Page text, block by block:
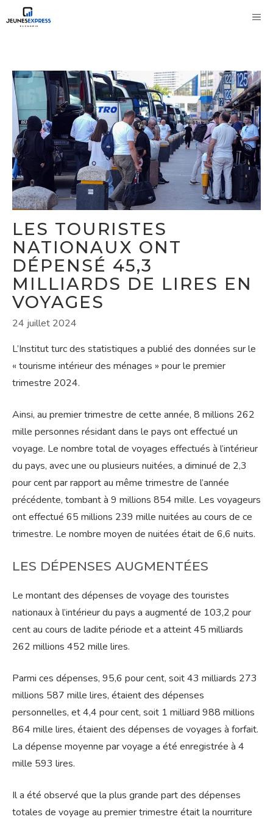
au
LES TOURISTES
NATIONAUX ONT
DÉPENSÉ 45,3
MILLIARDS DE LIRES EN
VOYAGES
24 juillet 2024
L’Institut turc des statistiques a publié des données sur le
« tourisme intérieur des ménages » pour le premier
trimestre 2024.
Ainsi, au premier trimestre de cette année, 8 millions 262
mille personnes résidant dans le pays ont effectué un
voyage. Le nombre total de voyages effectués à l’intérieur
du pays, avec une ou plusieurs nuitées, a diminué de 2,3
pour cent par rapport au même trimestre de l’année
précédente, tombant à 9 millions 854 mille. Les voyageurs
ont effectué 65 millions 239 mille nuitées au cours de ce
trimestre. Le nombre moyen de nuitées était de 6,6 nuits.
LES DÉPENSES AUGMENTÉES
Le montant des dépenses de voyage des touristes
nationaux à l’intérieur du pays a augmenté de 103,2 pour
cent au cours de ladite période et a atteint 45 milliards
262 millions 452 mille lires.
Parmi ces dépenses, 95,6 pour cent, soit 43 milliards 273
millions 587 mille lires, étaient des dépenses
personnelles, et 4,4 pour cent, soit 1 milliard 988 millions
864 mille lires, étaient des dépenses de voyages à forfait.
La dépense moyenne par voyage a été enregistrée à 4
mille 593 lires.
Il a été observé que la plus grande part des dépenses
totales de voyage au premier trimestre était la nourriture